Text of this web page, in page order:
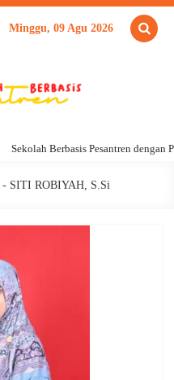
Minggu, 09 Agu 2026
Sekolah Berbasis Pesantren dengan
- SITI ROBIYAH, S.Si